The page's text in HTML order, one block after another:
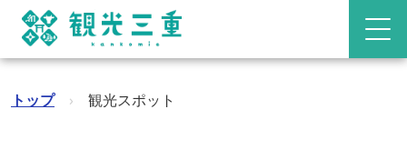
トップ › 観光スポット